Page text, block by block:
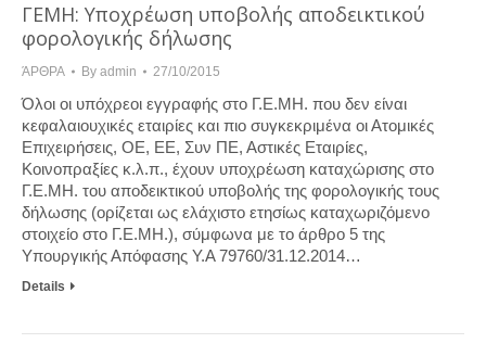
ΓΕΜΗ: Υποχρέωση υποβολής αποδεικτικού
φορολογικής δήλωσης
ΆΡΘΡΑ By admin 27/10/2015
Όλοι οι υπόχρεοι εγγραφής στο Γ.Ε.ΜΗ. που δεν είναι
κεφαλαιουχικές εταιρίες και πιο συγκεκριμένα οι Ατομικές
Επιχειρήσεις, ΟΕ, ΕΕ, Συν ΠΕ, Αστικές Εταιρίες,
Κοινοπραξίες κ.λ.π., έχουν υποχρέωση καταχώρισης στο
Γ.Ε.ΜΗ. του αποδεικτικού υποβολής της φορολογικής τους
δήλωσης (ορίζεται ως ελάχιστο ετησίως καταχωριζόμενο
στοιχείο στο Γ.Ε.ΜΗ.), σύμφωνα με το άρθρο 5 της
Υπουργικής Απόφασης Υ.Α 79760/31.12.2014…
Details